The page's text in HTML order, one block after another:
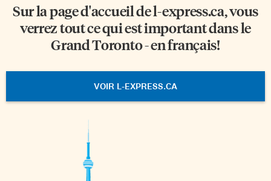
Sur la page d'accueil del-express.ca, vous
verrez tout ce qui est important dans le
Grand Toronto - en français!
VOIR L-EXPRESS.CA